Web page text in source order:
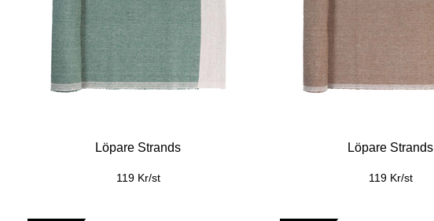
Löpare Strands
119 Kr/st
Löpare Strands
119 Kr/st